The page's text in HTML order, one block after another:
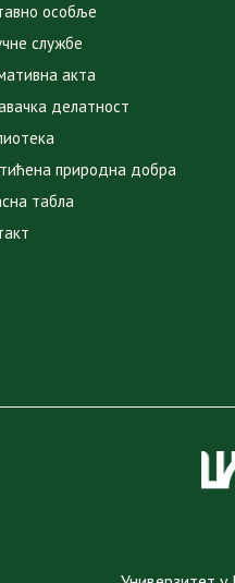
особље
службе
акта
делатност
природна добра
табла